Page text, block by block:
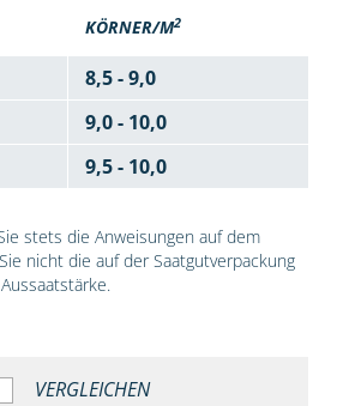
KÖRNER/M2
8,5 - 9,0
9,0 - 10,0
9,5 - 10,0
stets die Anweisungen auf dem
nicht die auf der Saatgutverpackung
VERGLEICHEN